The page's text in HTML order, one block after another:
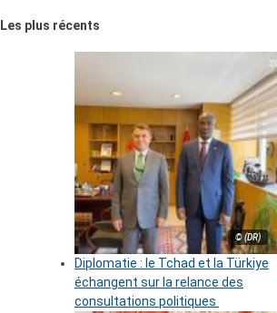
Les plus récents
© (DR)
Diplomatie : le Tchad et la Türkiye
échangent sur la relance des
consultations politiques